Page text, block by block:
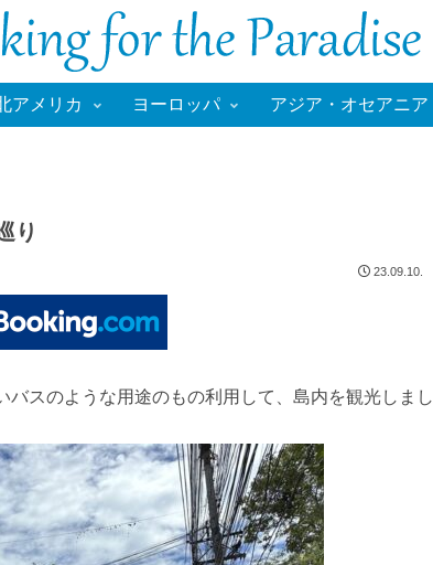
アメリカ ヨーロッパ アジア・オセアニア
り
23.09.10.
スのような用途のもの利用して、島内を観光しまし